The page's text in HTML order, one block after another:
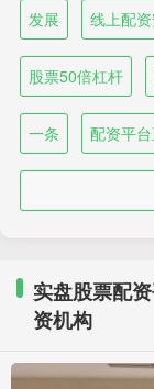
发展 线上配
股票50倍杠杆
一条 配资平
实盘股票配
资机构